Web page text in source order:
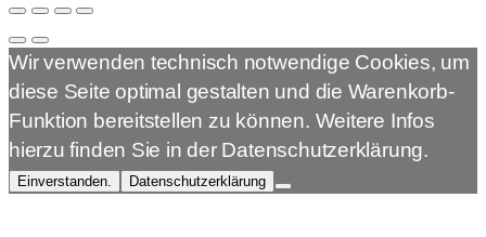
Wir verwenden technisch notwendige Cookies, um
diese Seite optimal gestalten und die Warenkorb-
Funktion bereitstellen zu können. Weitere Infos
hierzu finden Sie in der Datenschutzerklärung.
Einverstanden. Datenschutzerklärung